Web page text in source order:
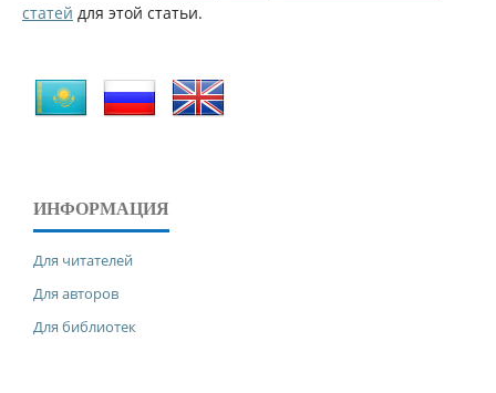
статей для этой статьи.
ИНФОРМАЦИЯ
Для читателей
Для авторов
Для библиотек